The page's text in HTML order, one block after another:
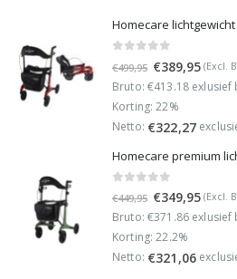
€499,95 Oorspronkelijke
prijs
was:
€499,95.
€389,95
prijs
(Excl.
Bruto: €413.18 exlusief
Korting: 22%
Netto: €322,27
out of 5
€449,95 Oorspronkelijke
prijs
was:
€449,95.
€349,95
prijs
(Excl.
Bruto: €371.86 exlusief
Korting: 22.2%
Netto: €321,06